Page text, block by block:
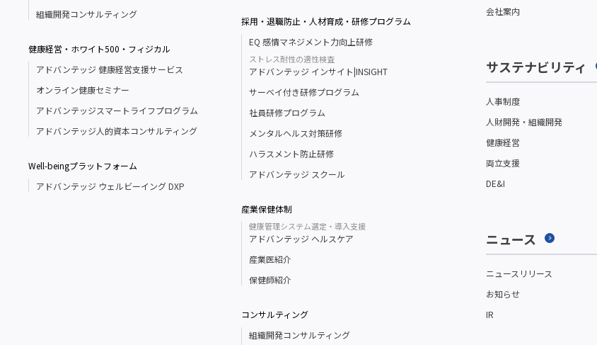
組織開発コンサルティング
健康経営・ホワイト500・フィジカル
アドバンテッジ 健康経営支援サービス
オンライン健康セミナー
アドバンテッジスマートライフプログラム
アドバンテッジ人的資本コンサルティング
Well-beingプラットフォーム
アドバンテッジ ウェルビーイング DXP
採用・退職防止・人材育成・研修プログラム
EQ 感情マネジメント力向上研修
ストレス耐性の適性検査
アドバンテッジ インサイト|INSIGHT
サーベイ付き研修プログラム
社員研修プログラム
メンタルヘルス対策研修
ハラスメント防止研修
アドバンテッジ スクール
産業保健体制
健康管理システム選定・導入支援
アドバンテッジ ヘルスケア
産業医紹介
保健師紹介
コンサルティング
組織開発コンサルティング
会社案内
サステナビリティ
人事制度
人財開発・組織開発
健康経営
両立支援
DE&I
ニュース
ニュースリリース
お知らせ
IR